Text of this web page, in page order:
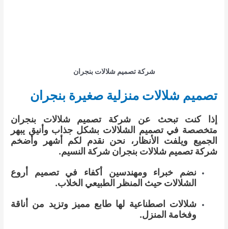
شركة تصميم شلالات بنجران
تصميم شلالات منزلية صغيرة بنجران
إذا كنت تبحث عن شركة تصميم شلالات بنجران
متخصصة في تصميم الشلالات بشكل جذاب وأنيق يبهر
الجميع ويلفت الأنظار، نحن نقدم لكم أشهر وأضخم
شركة تصميم شلالات بنجران شركة النسيم.
نضم خبراء ومهندسين أكفاء في تصميم أروع
الشلالات حيث المنظر الطبيعي الخلاب.
شلالات اصطناعية لها طابع مميز وتزيد من أناقة
وفخامة المنزل.